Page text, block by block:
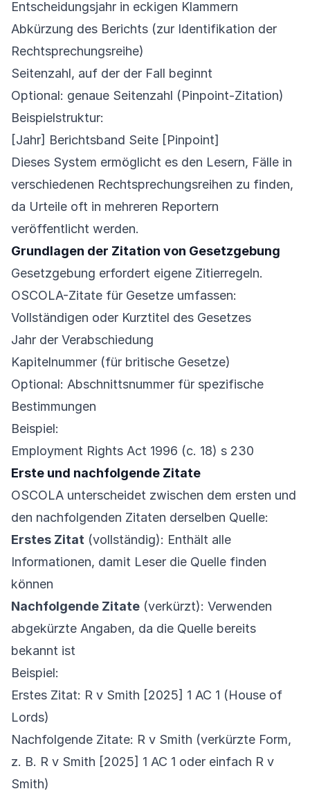
Entscheidungsjahr in eckigen Klammern
Abkürzung des Berichts (zur Identifikation der
Rechtsprechungsreihe)
Seitenzahl, auf der der Fall beginnt
Optional: genaue Seitenzahl (Pinpoint-Zitation)
Beispielstruktur:
[Jahr] Berichtsband Seite [Pinpoint]
Dieses System ermöglicht es den Lesern, Fälle in
verschiedenen Rechtsprechungsreihen zu finden,
da Urteile oft in mehreren Reportern
veröffentlicht werden.
Grundlagen der Zitation von Gesetzgebung
Gesetzgebung erfordert eigene Zitierregeln.
OSCOLA-Zitate für Gesetze umfassen:
Vollständigen oder Kurztitel des Gesetzes
Jahr der Verabschiedung
Kapitelnummer (für britische Gesetze)
Optional: Abschnittsnummer für spezifische
Bestimmungen
Beispiel:
Employment Rights Act 1996 (c. 18) s 230
Erste und nachfolgende Zitate
OSCOLA unterscheidet zwischen dem ersten und
den nachfolgenden Zitaten derselben Quelle:
Erstes Zitat (vollständig): Enthält alle
Informationen, damit Leser die Quelle finden
können
Nachfolgende Zitate (verkürzt): Verwenden
abgekürzte Angaben, da die Quelle bereits
bekannt ist
Beispiel:
Erstes Zitat: R v Smith [2025] 1 AC 1 (House of
Lords)
Nachfolgende Zitate: R v Smith (verkürzte Form,
z. B. R v Smith [2025] 1 AC 1 oder einfach R v
Smith)